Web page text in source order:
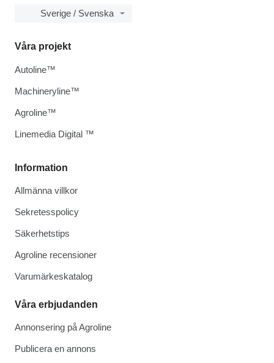
Sverige / Svenska
Information
Allmänna villkor
Sekretesspolicy
Säkerhetstips
Agroline recensioner
Varumärkeskatalog
Våra erbjudanden
Annonsering på Agroline
Publicera en annons
Våra projekt
Autoline™
Machineryline™
Agroline™
Linemedia Digital ™